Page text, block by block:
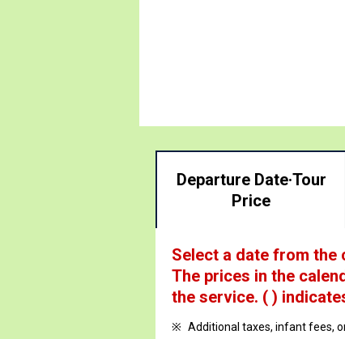
Departure Date·Tour
Price
Select a date from the
The prices in the
the service. ( )
Additional taxes, infant fees,